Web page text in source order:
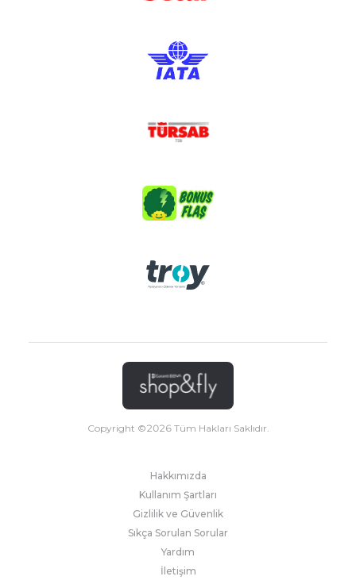
Copyright ©2026Tüm Hakları Saklıdır.
Hakkımızda
Kullanım Şartları
Gizlilik ve Güvenlik
Sıkça Sorulan Sorular
Yardım
İletişim